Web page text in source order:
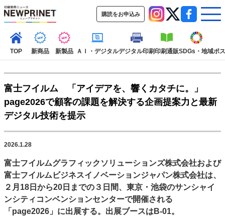
購読をお申込み
TOP 新商品 新製品 ＡＩ・デジタルデジタル印刷印刷通販SDGs・地域ポ
インデックス
TOP
新着記事 特集記事
インタビュー
コレクション
カテゴリー一覧
新商品
印刷通販
SDGs・地域
ポストプレス ビジネス イベント 信用情報
業界
市場・統計
人事・移転・異動・訃報
特集記事カテゴリー一覧
富士フイルム 「アイデアを、響くカタチに。」
page2026で顧客の課題を解決する企画提案力と最新
デジタル技術を提示
2026.1.28
富士フイルムグラフィックソリューションズ株式会社および
富士フイルムビジネスイノベーションジャパン株式会社は、
２月18日から20日までの３日間、東京・池袋のサンシャイ
ンシティコンベンションセンターで開催される
「page2026」に出展する。出展ブースはB-01。